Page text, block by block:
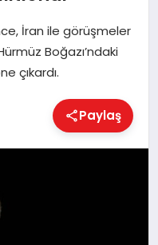
İran ile görüşmeler
Boğazı’ndaki
çıkardı.
Paylaş